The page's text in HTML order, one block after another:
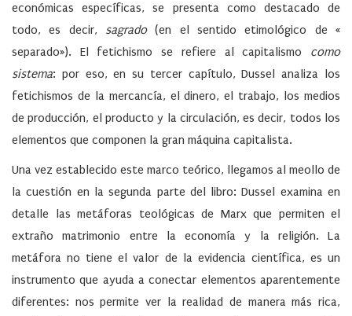
económicas específicas, se presenta como destacado de
todo, es decir, sagrado(en el sentido etimológico de «
separado»). El fetichismo se refiere al capitalismo como
sistema: por eso, en su tercer capítulo, Dussel analiza los
fetichismos de la mercancía, el dinero, el trabajo, los medios
de producción, el producto y la circulación, es decir, todos los
elementos que componen la gran máquina capitalista.
Una vez establecido este marco teórico, llegamos al meollo de
la cuestión en la segunda parte del libro: Dussel examina en
detalle las metáforas teológicas de Marx que permiten el
extraño matrimonio entre la economía y la religión. La
metáfora no tiene el valor de la evidencia científica, es un
instrumento que ayuda a conectar elementos aparentemente
diferentes: nos permite ver la realidad de manera más rica,